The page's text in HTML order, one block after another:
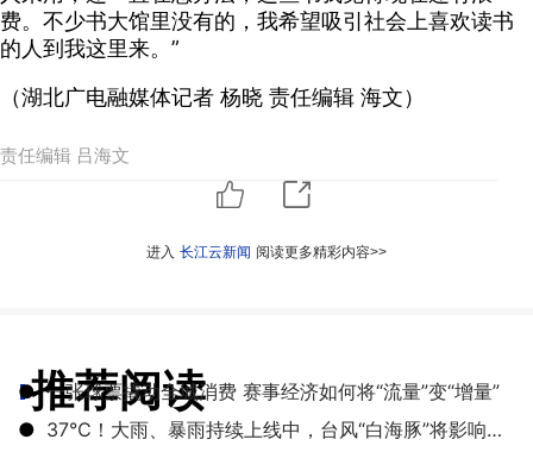
费。不少书大馆里没有的，我希望吸引社会上喜欢读书
的人到我这里来。”
（湖北广电融媒体记者 杨晓 责任编辑 海文）
责任编辑 吕海文
进入 长江云新闻 阅读更多精彩内容>>
推荐阅读
● 一张球票撬动全城消费 赛事经济如何将“流量”变“增量”
●
​37℃！大雨、暴雨持续上线中，台风“白海豚”将影响湖北